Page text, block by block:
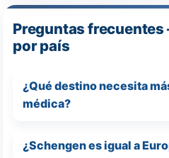
Preguntas
por país
¿Qué destino necesita
médica?
¿Schengen es igual a